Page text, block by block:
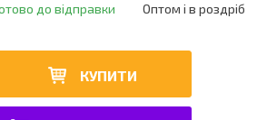
до відправки Оптом і в роздріб
КУПИТИ